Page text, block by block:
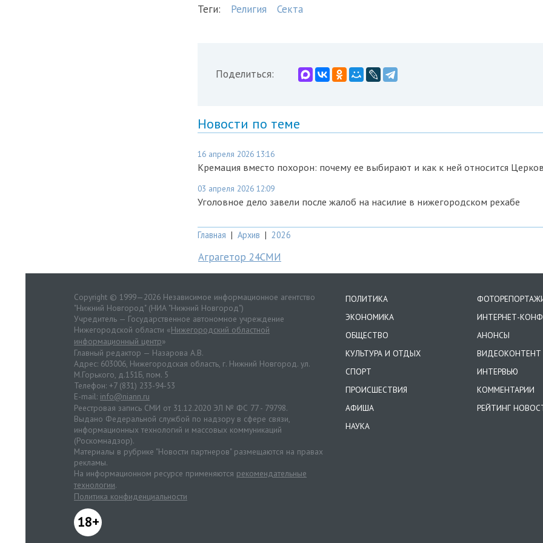
Теги: Религия Секта
Поделиться:
Новости по теме
16 апреля 2026 13:16
Кремация вместо похорон: почему ее выбирают и как к ней относится
03 апреля 2026 12:09
Уголовное дело завели после жалоб на насилие в нижегородском рехабе
Главная | Архив | 2026
Аграгетор 24СМИ
Copyright © 1999—2026 Независимое информационное агентство
"Нижний Новгород" (НИА "Нижний Новгород")
Учредитель — Государственное автономное учреждение
Нижегородской области «Нижегородский областной
информационный центр»
Главный редактор — Назарова А.В.
Адрес: 603006, Нижегородская область, г. Нижний Новгород. ул.
М.Горького, д.151Б, пом. 5
Телефон: +7 (831) 233-94-53
E-mail: info@niann.ru
Реестровая запись СМИ от 31.12.2020 ЭЛ № ФС 77 - 79798.
Выдано Федеральной службой по надзору в сфере связи,
информационных технологий и массовых коммуникаций
(Роскомнадзор).
Материалы в рубрике "Новости партнеров" размещаются на правах
рекламы.
На информационном ресурсе применяются рекомендательные
технологии.
Политика конфиденциальности
18+
ПОЛИТИКА
ЭКОНОМИКА
ОБЩЕСТВО
КУЛЬТУРА И ОТДЫХ
СПОРТ
ПРОИСШЕСТВИЯ
АФИША
НАУКА
ИНТЕРНЕТ-
АНОНСЫ
ВИДЕОКОНТЕНТ
ИНТЕРВЬЮ
КОММЕНТАРИИ
РЕЙТИНГ